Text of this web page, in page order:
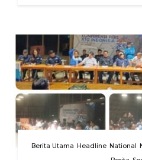
Berita Utama Headline National